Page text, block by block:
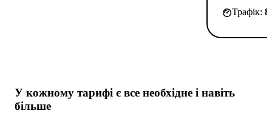
Трафік:
У кожному тарифі є все необхідне і навіть
більше